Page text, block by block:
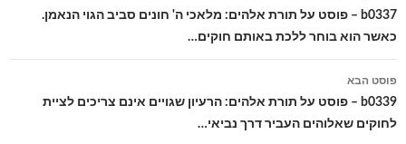
בפוסטים
b0337 – פוסט על תורת אלהים: מלאכי ה' חונים סביב הגוי הנאמן.
כאשר הוא בוחר ללכת באותם חוקים…
פוסט הבא
b0339 – פוסט על תורת אלהים: הרעיון שגויים אינם צריכים לציית
לחוקים שאלוהים העביר דרך נביאי…